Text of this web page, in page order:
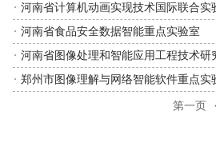
河南省计算机动画实现技术国际联合实
河南省食品安全数据智能重点实验室
河南省图像处理和智能应用工程技术研
郑州市图像理解与网络智能软件重点实
第一页